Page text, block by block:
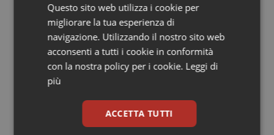
fossilizza, troppo disordine disintegra. Le
organizzazioni sanitarie vivono in quella zona
intermedia in cui serve abbastanza struttura per non
perdersi e abbastanza adattamento per non
rompersi. È qui che la dirigenza cambia forma. Non può
più essere soltanto controllo verticale, né sola
capacità di leggere scenari, sviluppare trame, valutare
impatti, identificare fattori chiave, esplorare futuri
Questo sito web utilizza i cookie per
migliorare la tua esperienza di
navigazione. Utilizzando il nostro sito web
acconsenti a tutti i cookie in conformità
con la nostra policy per i cookie. Leggi di
più
ACCETTA TUTTI